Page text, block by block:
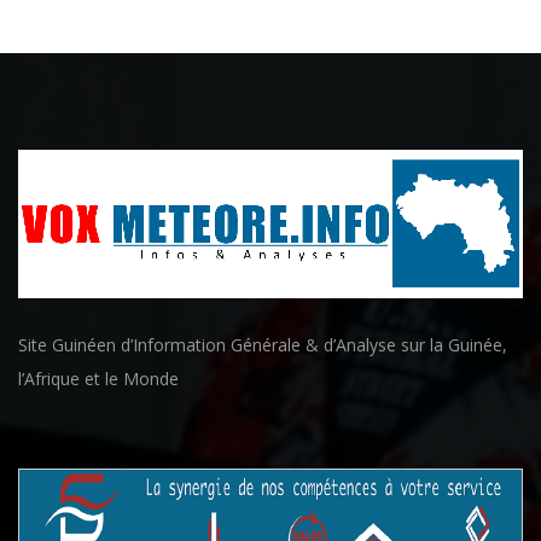
Site Guinéen d’Information Générale & d’Analyse sur la Guinée,
l’Afrique et le Monde